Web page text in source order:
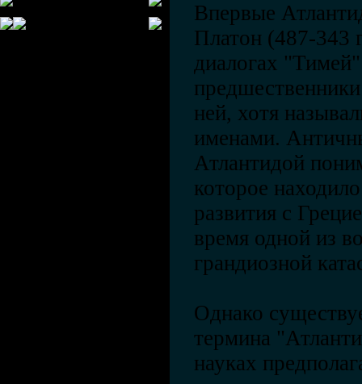
Впервые
Платон (487-343
диалогах
ней, хотя
именами.
Атлантидой
которое
развития с
время одной из
грандиозной
Однако
термина
науках